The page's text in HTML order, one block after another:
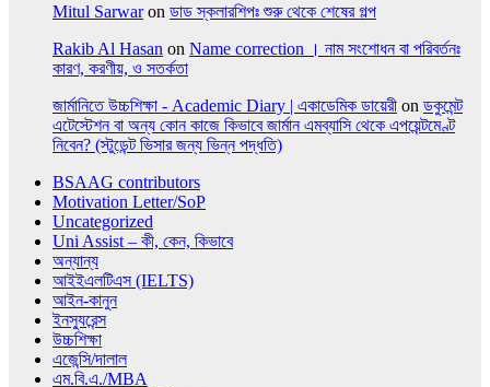
Mitul Sarwaron ডাড স্কলারশিপঃ শুরু থেকে শেষের গল্প
Rakib Al Hasan on Name correction । নাম সংশোধন বা পরিবর্তনঃ
কারণ, করণীয়, ও সতর্কতা
জার্মানিতে উচ্চশিক্ষা - Academic Diary | একাডেমিক ডায়েরী on ডকুমেন্ট
এটেস্টেশন বা অন্য কোন কাজে কিভাবে জার্মান এমব্যাসি থেকে এপয়েন্টমেণ্ট
নিবেন? (স্টুডেন্ট ভিসার জন্য ভিন্ন পদ্ধতি)
BSAAG contributors
Motivation Letter/SoP
Uncategorized
Uni Assist – কী, কেন, কিভাবে
অন্যান্য
আইইএলটিএস (IELTS)
আইন-কানুন
ইনস্যুরেন্স
উচ্চশিক্ষা
এজেন্সি/দালাল
এম.বি.এ./MBA